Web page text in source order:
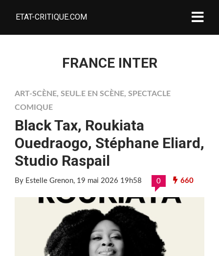
ETAT-CRITIQUE.COM
FRANCE INTER
ART-SCÈNE, SEUL.E EN SCÈNE, SPECTACLE
COMIQUE
Black Tax, Roukiata
Ouedraogo, Stéphane Eliard,
Studio Raspail
By Estelle Grenon, 19 mai 2026 19h58 0 660